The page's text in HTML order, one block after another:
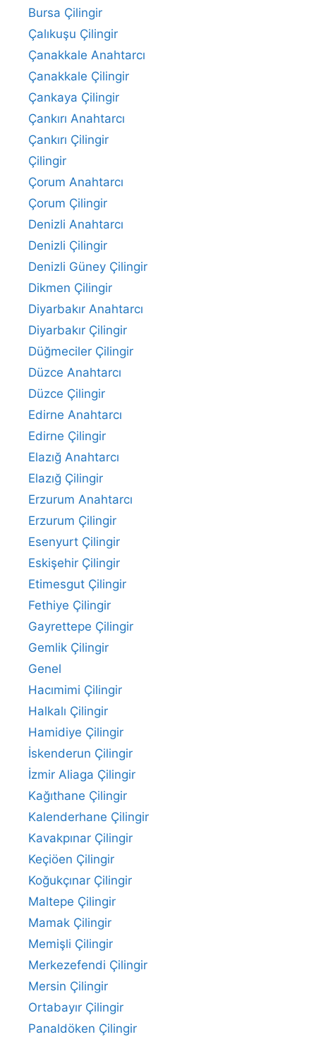
Bursa Çilingir
Çalıkuşu Çilingir
Çanakkale Anahtarcı
Çanakkale Çilingir
Çankaya Çilingir
Çankırı Anahtarcı
Çankırı Çilingir
Çilingir
Çorum Anahtarcı
Çorum Çilingir
Denizli Anahtarcı
Denizli Çilingir
Denizli Güney Çilingir
Dikmen Çilingir
Diyarbakır Anahtarcı
Diyarbakır Çilingir
Düğmeciler Çilingir
Düzce Anahtarcı
Düzce Çilingir
Edirne Anahtarcı
Edirne Çilingir
Elazığ Anahtarcı
Elazığ Çilingir
Erzurum Anahtarcı
Erzurum Çilingir
Esenyurt Çilingir
Eskişehir Çilingir
Etimesgut Çilingir
Fethiye Çilingir
Gayrettepe Çilingir
Gemlik Çilingir
Genel
Hacımimi Çilingir
Halkalı Çilingir
Hamidiye Çilingir
İskenderun Çilingir
İzmir Aliaga Çilingir
Kağıthane Çilingir
Kalenderhane Çilingir
Kavakpınar Çilingir
Keçiöen Çilingir
Koğukçınar Çilingir
Maltepe Çilingir
Mamak Çilingir
Memişli Çilingir
Merkezefendi Çilingir
Mersin Çilingir
Ortabayır Çilingir
Panaldöken Çilingir